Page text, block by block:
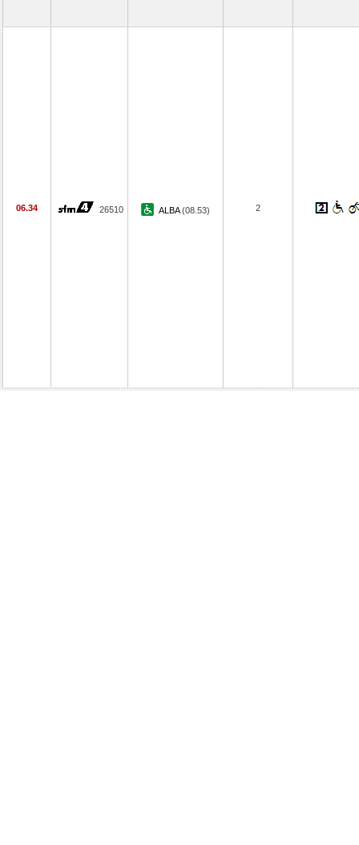
06.34 26510 ALBA(08.53) 2